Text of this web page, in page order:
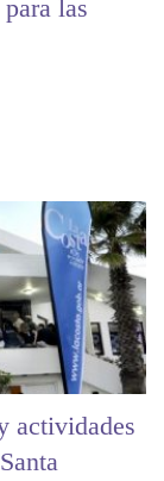
las
actividades